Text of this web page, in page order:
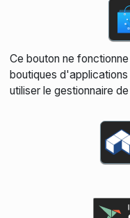
Ce bouton ne
boutiques
utiliser le gestionnaire